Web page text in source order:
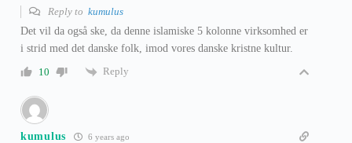
Reply to kumulus
Det vil da også ske, da denne islamiske 5 kolonne virksomhed er
i strid med det danske folk, imod vores danske kristne kultur.
10
Reply
kumulus 6 years ago